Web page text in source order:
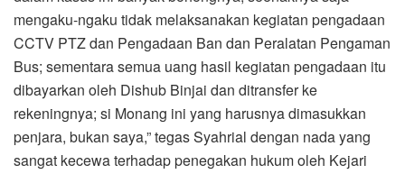
mengaku-ngaku tidak melaksanakan kegiatan pengadaan
CCTV PTZ dan Pengadaan Ban dan Peralatan Pengaman
Bus; sementara semua uang hasil kegiatan pengadaan itu
dibayarkan oleh Dishub Binjai dan ditransfer ke
rekeningnya; si Monang ini yang harusnya dimasukkan
penjara, bukan saya,” tegas Syahrial dengan nada yang
sangat kecewa terhadap penegakan hukum oleh Kejari